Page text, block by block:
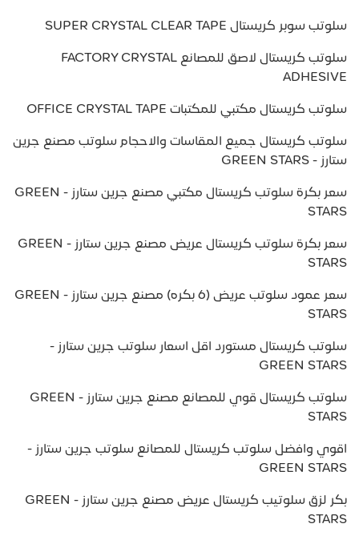
سلوتب سوبر كريستال SUPER CRYSTAL CLEAR TAPE
سلوتب كريستال لاصق للمصانع FACTORY CRYSTAL
ADHESIVE
سلوتب كريستال مكتبي للمكتبات OFFICE CRYSTAL TAPE
سلوتب كريستال جميع المقاسات والاحجام سلوتب مصنع جرين
ستارز - GREEN STARS
سعر بكرة سلوتب كريستال مكتبي مصنع جرين ستارز - GREEN
STARS
سعر بكرة سلوتب كريستال عريض مصنع جرين ستارز - GREEN
STARS
سعر عمود سلوتب عريض (6 بكره) مصنع جرين ستارز - GREEN
STARS
سلوتب كريستال مستورد اقل اسعار سلوتب جرين ستارز -
GREEN STARS
سلوتب كريستال قوي للمصانع مصنع جرين ستارز - GREEN
STARS
اقوي وافضل سلوتب كريستال للمصانع سلوتب جرين ستارز -
GREEN STARS
بكر لزق سلوتيب كريستال عريض مصنع جرين ستارز - GREEN
STARS